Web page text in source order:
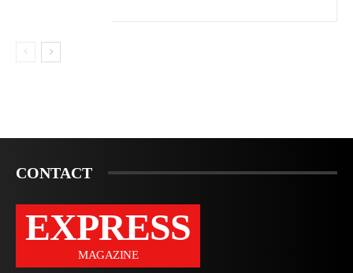
CONTACT
EXPRESS
MAGAZINE